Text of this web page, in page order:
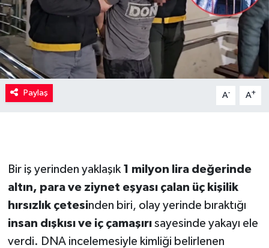
Paylaş A- A+
Bir iş yerinden yaklaşık 1 milyon lira değerinde
altın, para ve ziynet eşyası çalan üç kişilik
hırsızlık çetesinden biri, olay yerinde bıraktığı
insan dışkısı ve iç çamaşırısayesinde yakayı ele
verdi. DNA incelemesiyle kimliği belirlenen